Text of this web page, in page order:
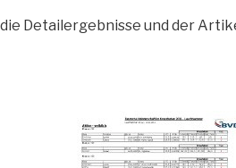
Detailergebnisse und der